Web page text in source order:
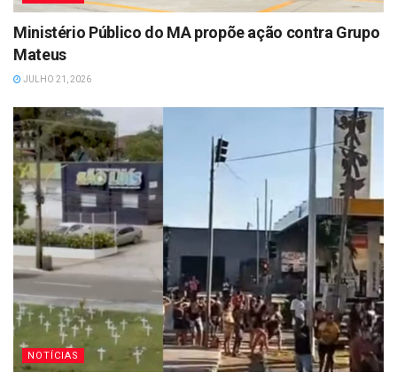
Ministério Público do MA propõe ação contra Grupo
Mateus
JULHO 21, 2026
NOTÍCIAS